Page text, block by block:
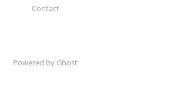
Contact
Powered by Ghost